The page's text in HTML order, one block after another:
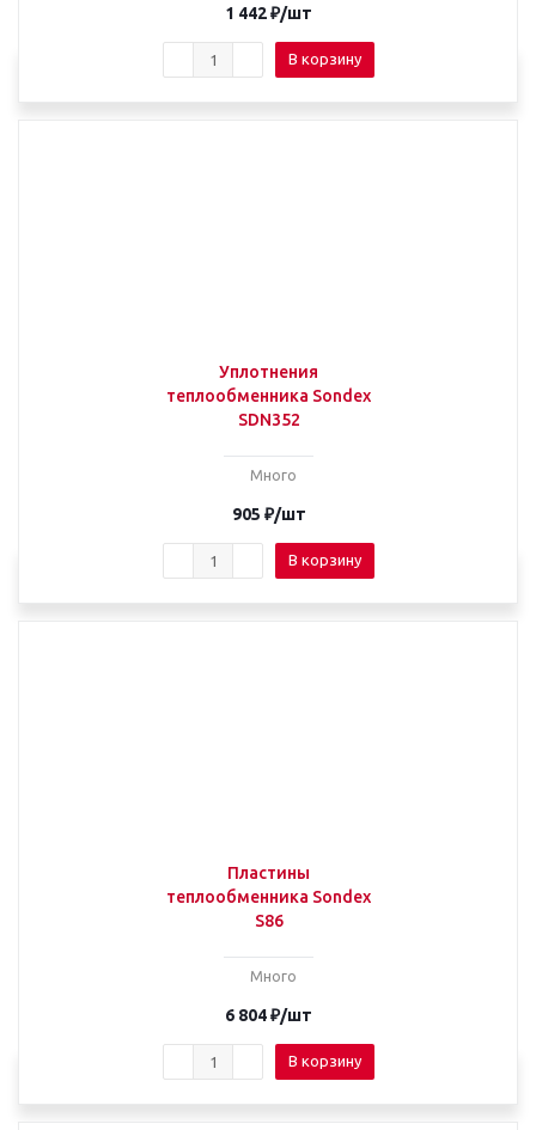
1 442₽/шт
В корзину
Уплотнения
теплообменника Sondex
SDN352
Много
905 ₽/шт
В корзину
Пластины
теплообменника Sondex
S86
Много
6 804₽/шт
В корзину